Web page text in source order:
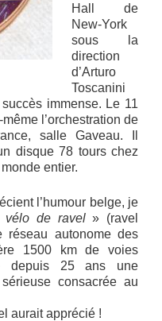
Hall de
New-York
sous la
direction
d’Arturo
Toscanini
immense. Le 11
l’orchestration de
salle Gaveau. Il
disque 78 tours chez
entier.
l’humour belge, je
vélo de ravel» (ravel
réseau autonome des
1500 km de voies
depuis 25 ans une
consacrée au
aurait apprécié !